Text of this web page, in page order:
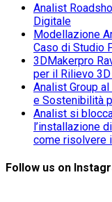
Analist
Digitale
Modellazione
Caso di Studio
3DMakerpro
per il Rilievo
Analist Group
e Sostenibilità
Analist si
l’installazione
come risolvere
Follow us on